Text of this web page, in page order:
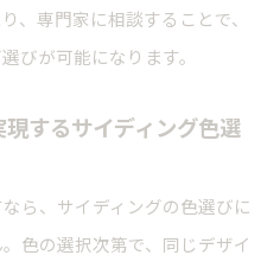
、専門家に相談することで、
びが可能になります。
するサイディング色選
ら、サイディングの色選びに
色の選択次第で、同じデザイ